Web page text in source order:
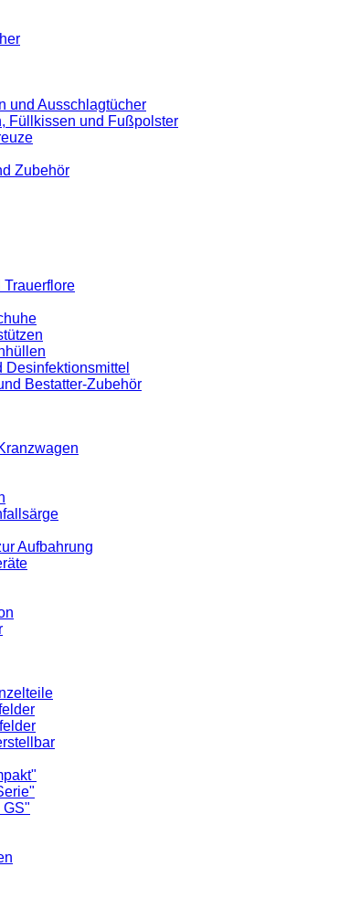
und Ausschlagtücher
Füllkissen und Fußpolster
Zubehör
Trauerflore
Desinfektionsmittel
Bestatter-Zubehör
Aufbahrung
GS"